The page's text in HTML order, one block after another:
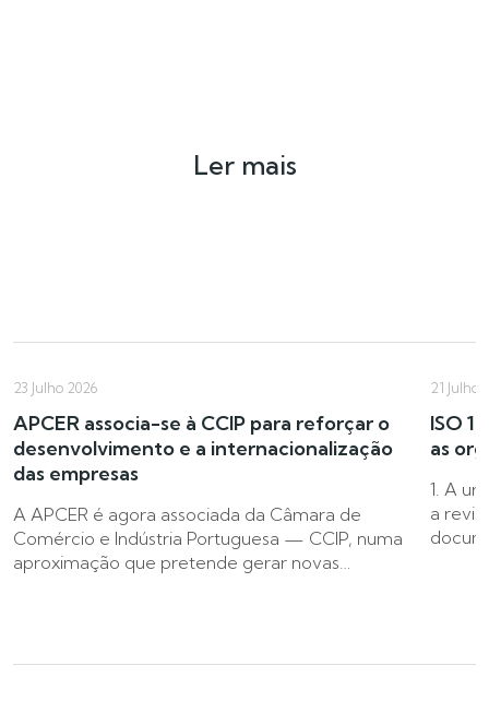
Ler mais
A APCER é agora associada da Câmara de
Comércio e Indústria Portuguesa — CCIP, numa
aproximação que pretende gerar novas…
APCER associa-se à CCIP para reforçar o
desenvolvimento e a internacionalização
das empresas
23 Julho 2026
1. A
a
ISO
as
21 Julho